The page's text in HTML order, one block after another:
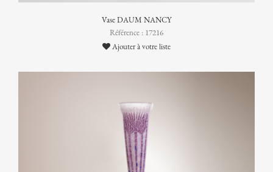
Vase DAUM NANCY
Référence : 17216
Ajouter à votre liste